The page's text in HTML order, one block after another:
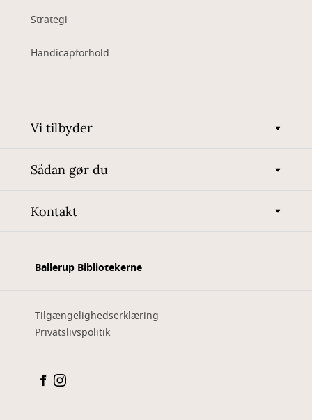
Strategi
Handicapforhold
Vi tilbyder
Sådan gør du
Kontakt
Ballerup Bibliotekerne
Tilgængelighedserklæring
Privatslivspolitik